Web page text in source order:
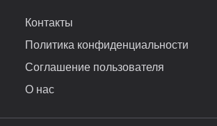
Контакты
Политика конфиденциальности
Соглашение пользователя
О нас